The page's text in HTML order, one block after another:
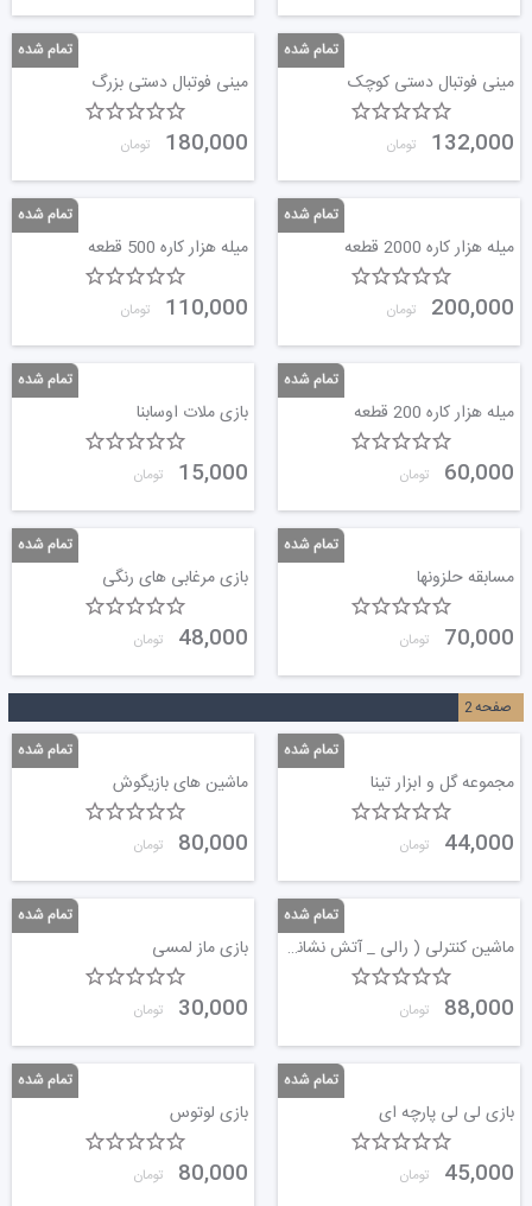
مینی فوتبال دستی کوچک
132,000 تومان
مینی فوتبال دستی بزرگ
180,000 تومان
میله هزار کاره 2000 قطعه
200,000 تومان
میله هزار کاره 500 قطعه
110,000 تومان
میله هزار کاره 200 قطعه
60,000 تومان
بازی ملات اوسابنا
15,000 تومان
مسابقه حلزونها
70,000 تومان
بازی مرغابی های رنگی
48,000 تومان
صفحه2
مجموعه گل و ابزار تینا
44,000 تومان
ماشین های بازیگوش
80,000 تومان
ماشین کنترلی ( رالی _ آتش نشانی )
88,000 تومان
بازی ماز لمسی
30,000 تومان
بازی لی لی پارچه ای
45,000 تومان
بازی لوتوس
80,000 تومان